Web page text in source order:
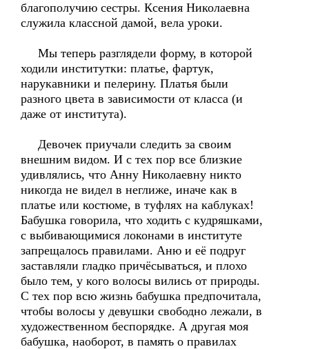
благополучию сестры. Ксения Николаевна
служила классной дамой, вела уроки.
Мы теперь разглядели форму, в которой
ходили институтки: платье, фартук,
нарукавники и пелерину. Платья были
разного цвета в зависимости от класса (и
даже от института).
Девочек приучали следить за своим
внешним видом. И с тех пор все близкие
удивлялись, что Анну Николаевну никто
никогда не видел в неглиже, иначе как в
платье или костюме, в туфлях на каблуках!
Бабушка говорила, что ходить с кудряшками,
с выбивающимися локонами в институте
запрещалось правилами. Аню и её подруг
заставляли гладко причёсываться, и плохо
было тем, у кого волосы вились от природы.
С тех пор всю жизнь бабушка предпочитала,
чтобы волосы у девушки свободно лежали, в
художественном беспорядке. А другая моя
бабушка, наоборот, в память о правилах